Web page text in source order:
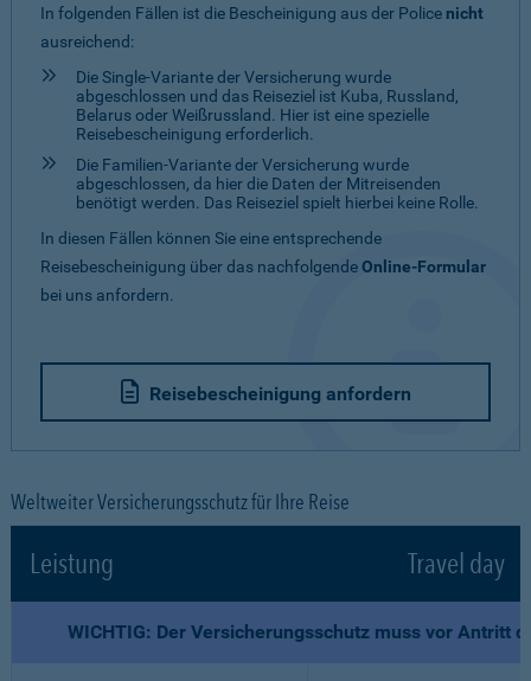
In folgenden Fällen ist die Bescheinigung aus der Police nicht
ausreichend:
Die Single-Variante der Versicherung wurde
abgeschlossen und das Reiseziel ist Kuba, Russland,
Belarus oder Weißrussland. Hier ist eine spezielle
Reisebescheinigung erforderlich.
Die Familien-Variante der Versicherung wurde
abgeschlossen, da hier die Daten der Mitreisenden
benötigt werden. Das Reiseziel spielt hierbei keine Rolle.
In diesen Fällen können Sie eine entsprechende
Reisebescheinigung über das nachfolgendeOnline-Formular
bei uns anfordern.
Reisebescheinigung anfordern
Weltweiter Versicherungsschutz für Ihre Reise
Leistung Travel day
WICHTIG: Der Versicherungsschutz muss vor Antritt